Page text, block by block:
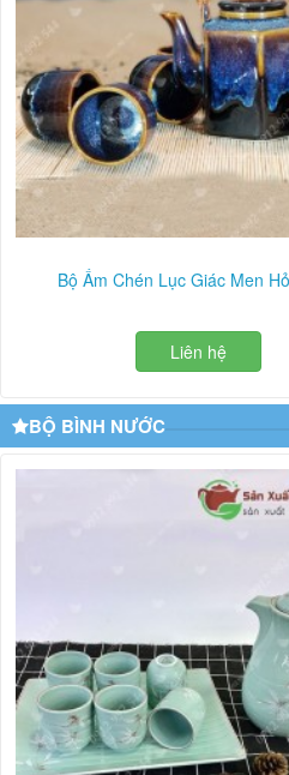
Bộ Ấm Chén Lục Giác Men
Liên hệ
BỘ BÌNH NƯỚC